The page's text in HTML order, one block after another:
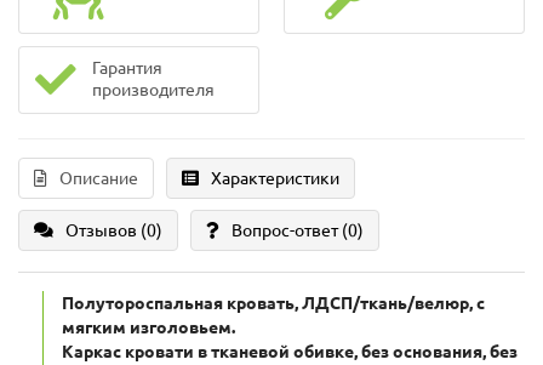
Гарантия
производителя
Описание Характеристики
Отзывов (0) Вопрос-ответ(0)
Полутороспальная кровать, ЛДСП/ткань/велюр, с
мягким изголовьем.
Каркас кровати в тканевой обивке, без основания, без